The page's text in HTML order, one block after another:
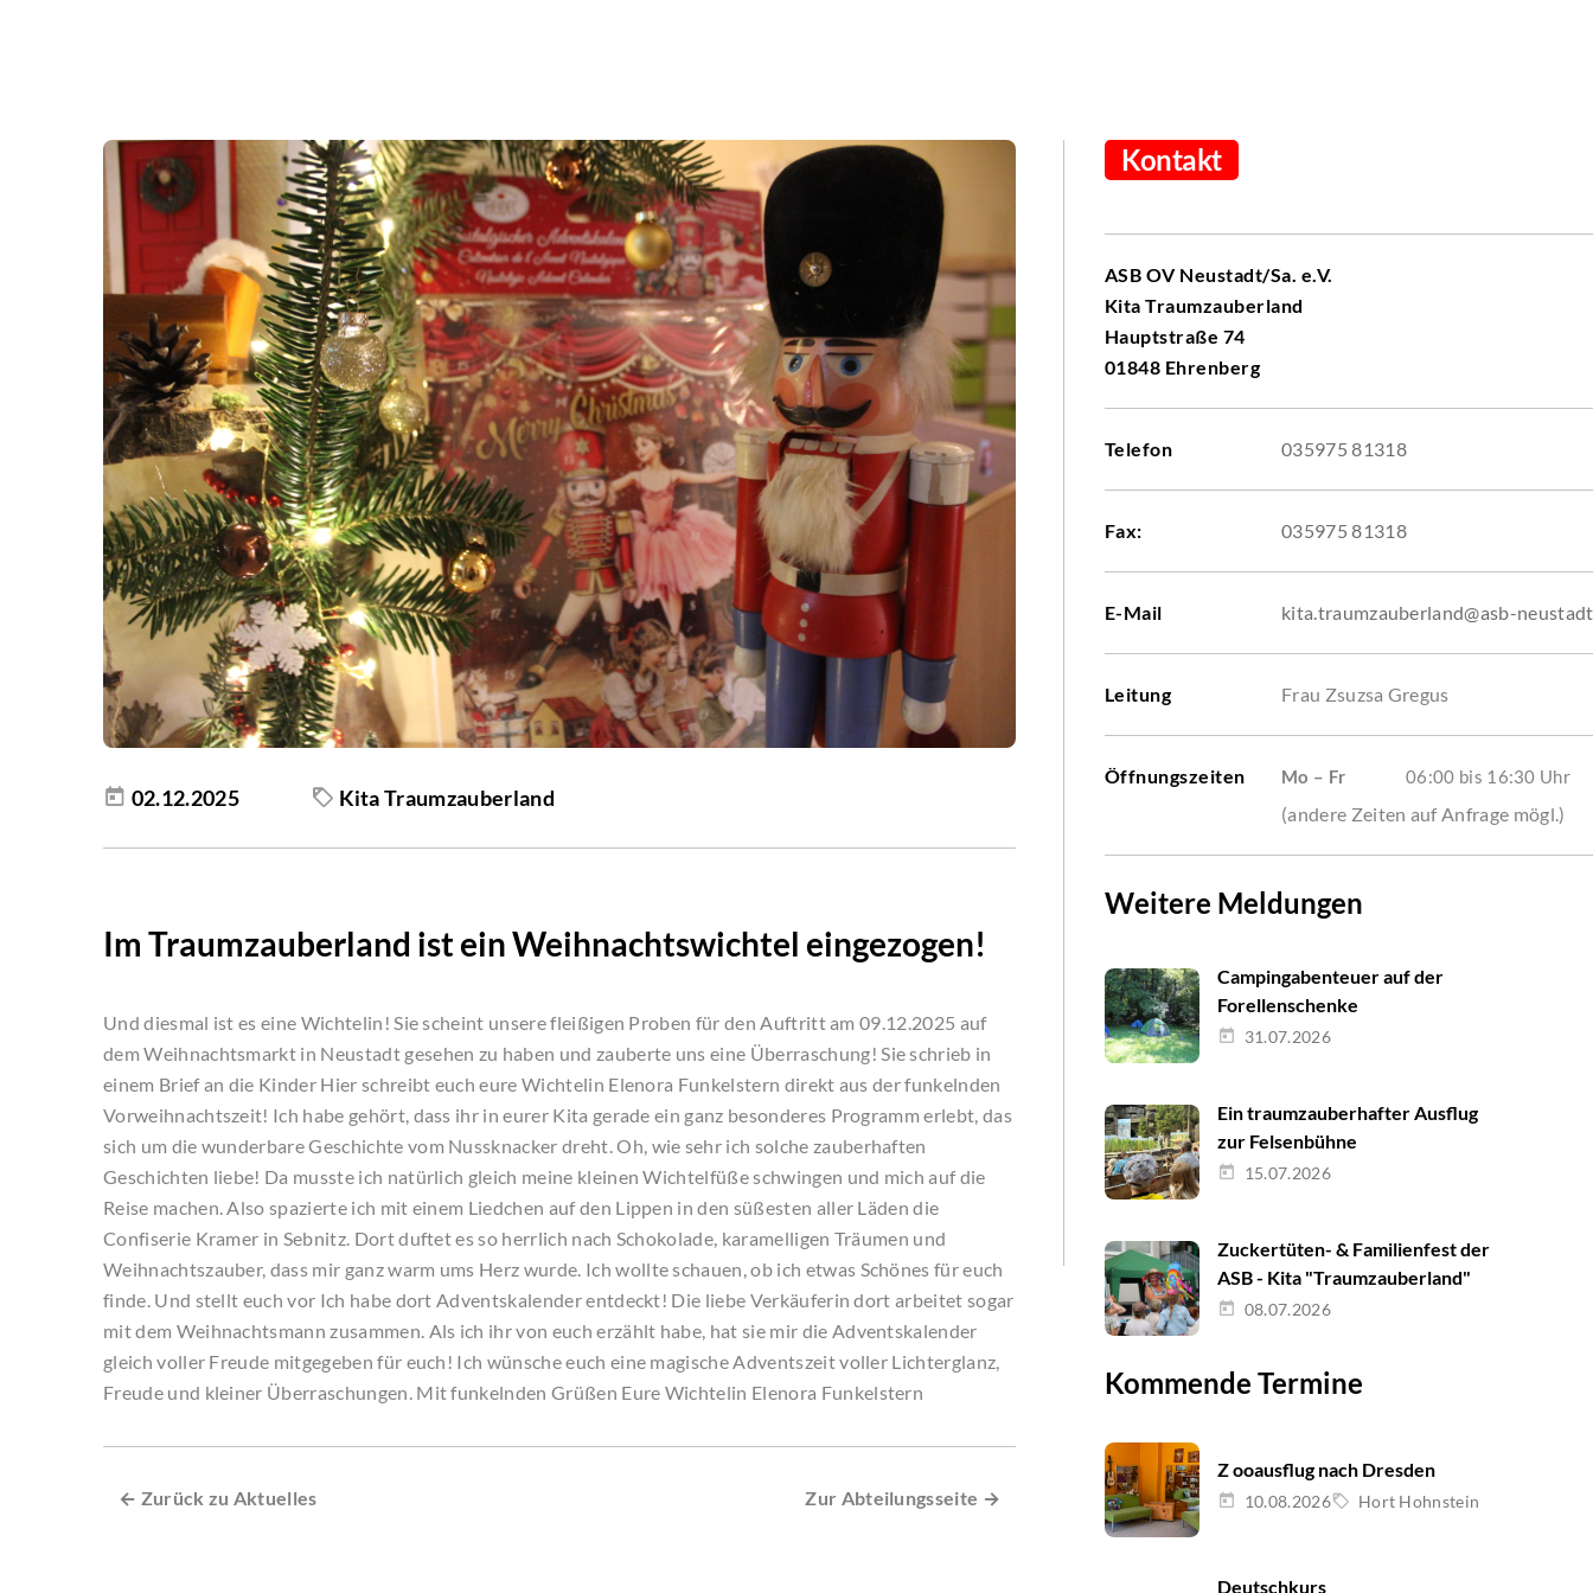
Kontakt
ASB OV Neustadt/Sa. e.V.
Kita Traumzauberland
Hauptstraße 74
01848 Ehrenberg
Telefon 035975 81318
Fax: 035975 81318
E-Mail kita.traumzauberland@asb-
Leitung Frau Zsuzsa Gregus
Öffnungszeiten Mo – Fr 06:00 bis 16:30 Uhr
(andere Zeiten auf Anfrage mögl.)
Weitere Meldungen
Campingabenteuer auf der
Forellenschenke
31.07.2026
Ein traumzauberhafter Ausflug
zur Felsenbühne
15.07.2026
Zuckertüten- & Familienfest der
ASB - Kita "Traumzauberland"
08.07.2026
Kommende Termine
Z ooausflug nach Dresden
10.08.2026 Hort Hohnstein
Deutschkurs
02.12.2025 Kita Traumzauberland
Im Traumzauberland ist ein Weihnachtswichtel eingezogen!
Und diesmal ist es eine Wichtelin! Sie scheint unsere fleißigen Proben für den Auftritt am 09.12.2025 auf
dem Weihnachtsmarkt in Neustadt gesehen zu haben und zauberte uns eine Überraschung! Sie schrieb in
einem Brief an die Kinder Hier schreibt euch eure Wichtelin Elenora Funkelstern direkt aus der funkelnden
Vorweihnachtszeit! Ich habe gehört, dass ihr in eurer Kita gerade ein ganz besonderes Programm erlebt, das
sich um die wunderbare Geschichte vom Nussknacker dreht. Oh, wie sehr ich solche zauberhaften
Geschichten liebe! Da musste ich natürlich gleich meine kleinen Wichtelfüße schwingen und mich auf die
Reise machen. Also spazierte ich mit einem Liedchen auf den Lippen in den süßesten aller Läden die
Confiserie Kramer in Sebnitz. Dort duftet es so herrlich nach Schokolade, karamelligen Träumen und
Weihnachtszauber, dass mir ganz warm ums Herz wurde. Ich wollte schauen, ob ich etwas Schönes für euch
finde. Und stellt euch vor Ich habe dort Adventskalender entdeckt! Die liebe Verkäuferin dort arbeitet sogar
mit dem Weihnachtsmann zusammen. Als ich ihr von euch erzählt habe, hat sie mir die Adventskalender
gleich voller Freude mitgegeben für euch! Ich wünsche euch eine magische Adventszeit voller Lichterglanz,
Freude und kleiner Überraschungen. Mit funkelnden Grüßen Eure Wichtelin Elenora Funkelstern
← Zurück zu Aktuelles Zur Abteilungsseite →